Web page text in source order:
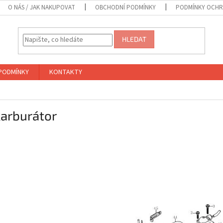
O NÁS / JAK NAKUPOVAT OBCHODNÍ PODMÍNKY PODMÍNKY
HLEDAT
KONTAKTY